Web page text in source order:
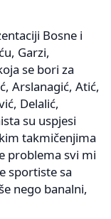
Bosne i
Garzi,
se bori za
Arslanagić, Atić,
Delalić,
su uspjesi
takmičenjima
problema svi mi
sportiste sa
nego banalni,